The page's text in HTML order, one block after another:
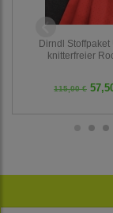
Dirndl Stoffpaket
knitterfreier
115,00 €